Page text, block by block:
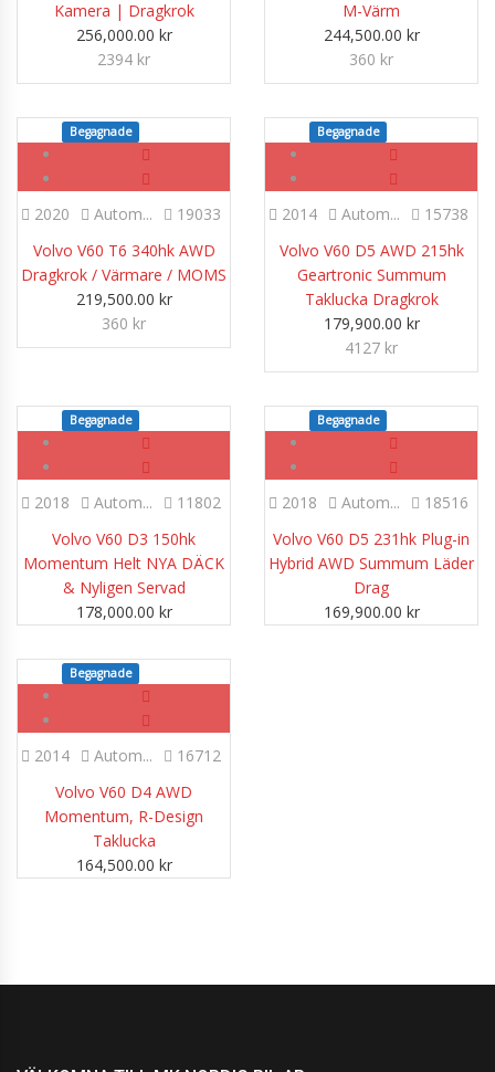
Kamera | Dragkrok
256,000.00 kr
2394 kr
M-Värm
244,500.00 kr
360 kr
Begagnade
2020 Autom...
19033
Volvo V60 T6 340hk AWD
Dragkrok / Värmare / MOMS
219,500.00 kr
360 kr
Begagnade
2014 Autom...
15738
Volvo V60 D5 AWD 215hk
Geartronic Summum
Taklucka Dragkrok
179,900.00 kr
4127 kr
Begagnade
2018 Autom...
11802
Volvo V60 D3 150hk
Momentum Helt NYA DÄCK
& Nyligen Servad
178,000.00 kr
Begagnade
2018 Autom...
18516
Volvo V60 D5 231hk Plug-in
Hybrid AWD Summum Läder
Drag
169,900.00 kr
Begagnade
2014 Autom...
16712
Volvo V60 D4 AWD
Momentum, R-Design
Taklucka
164,500.00 kr